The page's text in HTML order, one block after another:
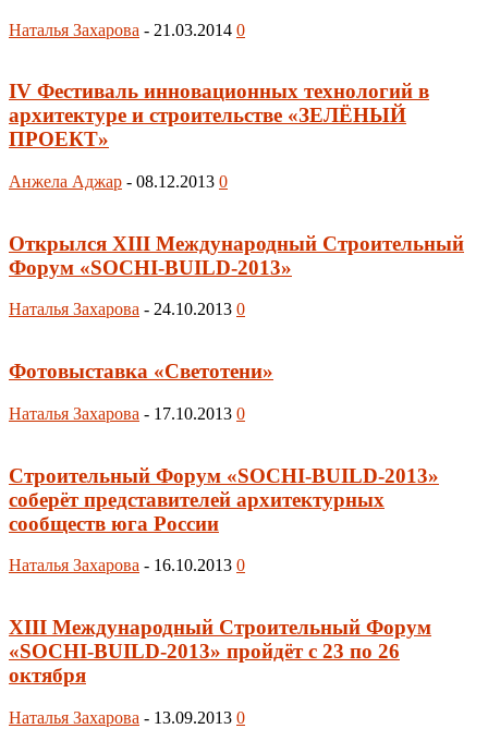
Наталья Захарова - 21.03.2014 0
IV Фестиваль инновационных технологий в
архитектуре и строительстве «ЗЕЛЁНЫЙ
ПРОЕКТ»
Анжела Аджар - 08.12.2013 0
Открылся XIII Международный Строительный
Форум «SOCHI-BUILD-2013»
Наталья Захарова - 24.10.2013 0
Фотовыставка «Светотени»
Наталья Захарова - 17.10.2013 0
Строительный Форум «SOCHI-BUILD-2013»
соберёт представителей архитектурных
сообществ юга России
Наталья Захарова - 16.10.2013 0
XIII Международный Строительный Форум
«SOCHI-BUILD-2013» пройдёт с 23 по 26
октября
Наталья Захарова - 13.09.2013 0